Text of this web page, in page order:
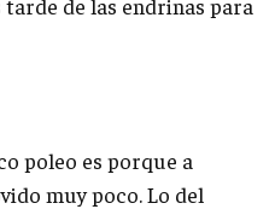
poleo es porque a
muy poco. Lo del